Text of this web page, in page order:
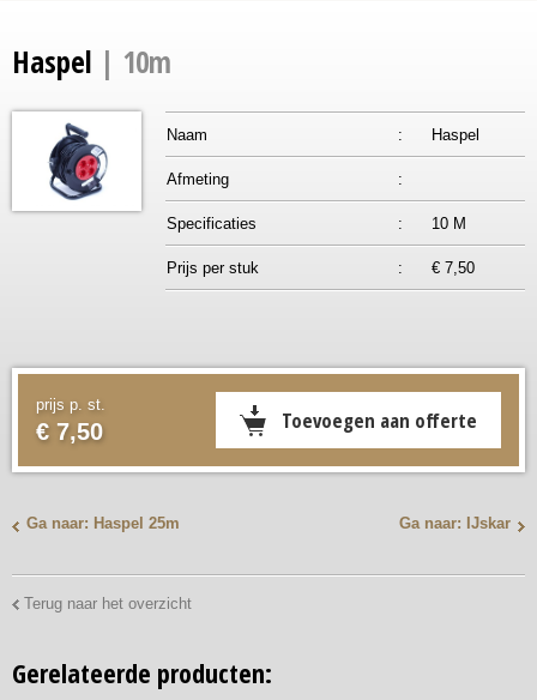
Haspel | 10m
Naam : Haspel
Afmeting :
Specificaties : 10 M
Prijs per stuk : € 7,50
prijs p. st.
€ 7,50
Ga naar: Haspel 25m Ga naar: IJskar
Terug naar het overzicht
Gerelateerde producten: